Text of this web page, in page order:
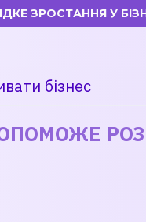
ЗРОСТАННЯ У
бізнес